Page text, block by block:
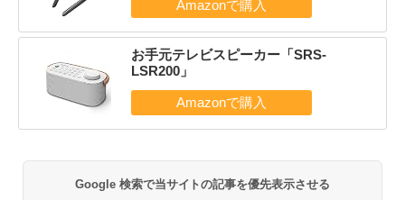
お手元テレビスピーカー「SRS-
LSR200」
Google 検索で当サイトの記事を優先表示させる